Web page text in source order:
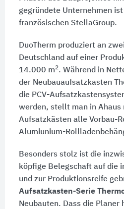
gegründete Unternehmen
französischen StellaGroup.
DuoTherm produziert an
Deutschland auf einer
14.000 m2. Während in
der Neubauaufsatzkasten
die PCV-
werden, stellt man in Ahaus
Aufsatzkästen alle Vorbau-
Alumiunium-
Besonders stolz ist die
köpfige Belegschaft auf die
und zur Produktionsreife
Aufsatzkasten-Serie
Neubauten. Dass die Planer